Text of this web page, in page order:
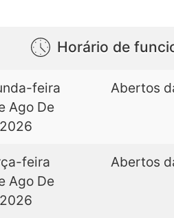
Horário de
feira
Ago De
2026
Abertos
feira
Ago De
2026
Abertos